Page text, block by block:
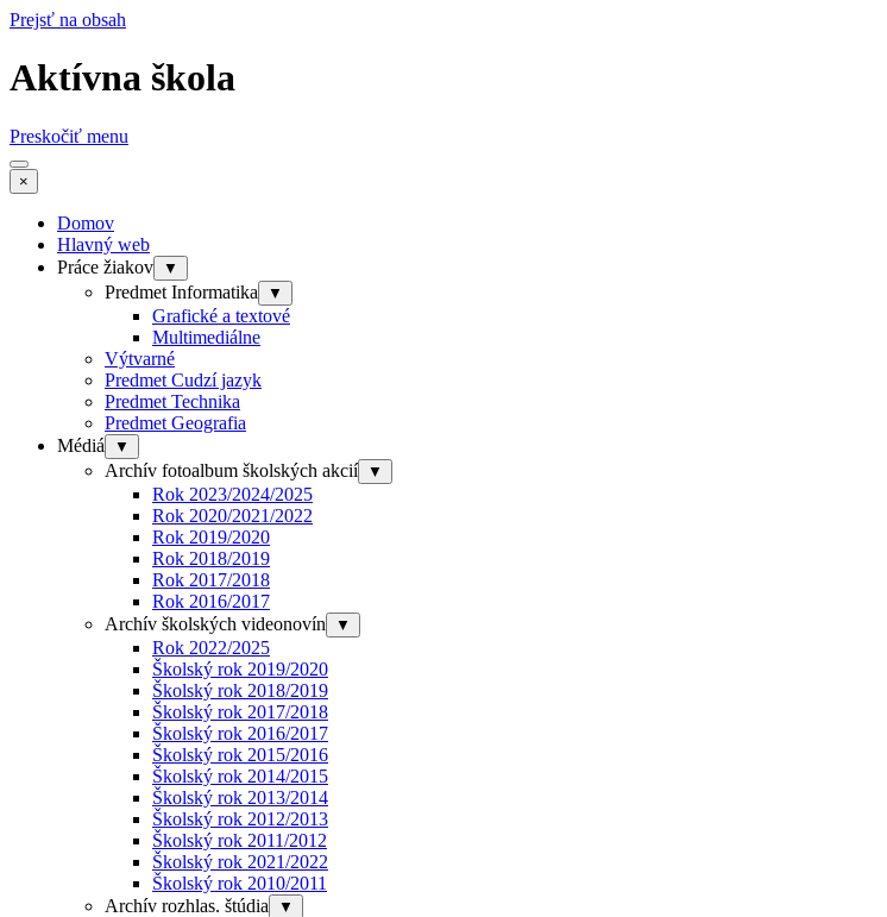
Prejsť na obsah
Aktívna škola
Preskočiť menu
×
Domov
Hlavný web
Práce žiakov
▼
Predmet Informatika ▼
Grafické a textové
Multimediálne
Výtvarné
Predmet Cudzí jazyk
Predmet Technika
Predmet Geografia
Médiá
▼
Archív fotoalbum školských akcií ▼
Rok 2023/2024/2025
Rok 2020/2021/2022
Rok 2019/2020
Rok 2018/2019
Rok 2017/2018
Rok 2016/2017
Archív školských videonovín
▼
Rok 2022/2025
Školský rok 2019/2020
Školský rok 2018/2019
Školský rok 2017/2018
Školský rok 2016/2017
Školský rok 2015/2016
Školský rok 2014/2015
Školský rok 2013/2014
Školský rok 2012/2013
Školský rok 2011/2012
Školský rok 2021/2022
Školský rok 2010/2011
Archív rozhlas. štúdia
▼